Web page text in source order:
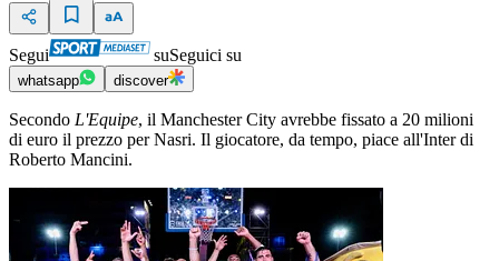
Segui suSeguici su
whatsapp discover
Secondo L'Equipe, il Manchester City avrebbe fissato a 20 milioni
di euro il prezzo per Nasri. Il giocatore, da tempo, piace all'Inter di
Roberto Mancini.